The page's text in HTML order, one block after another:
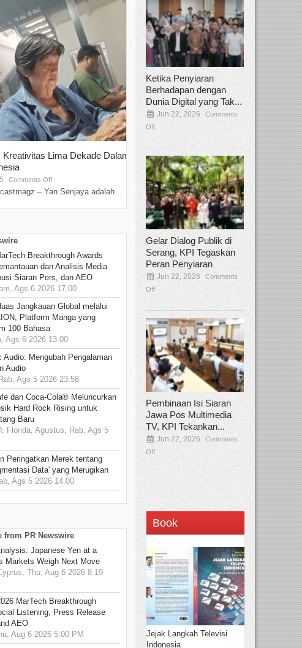
Lima Dekade Dalam
Comments Off
– Yan Senjaya adalah...
Tamee Irelly Menjadi Juri Open
Film Terbaru...
Sep 08, 2025 Comments Off
Bekasi, Broadcastmagz – Dalam upaya
talenta...
Breakthrough Awards
dan Analisis Media
Siaran Pers, dan AEO
Ags 6 2026 17.00
Jangkauan Global melalui
Platform Manga yang
100 Bahasa
Ags 6 2026 13.00
Audio: Mengubah Pengalaman
Audio
Ags 5 2026 23.58
dan Coca-Cola® Meluncurkan
Hard Rock Rising untuk
Baru
Florida, Agustus, Rab, Ags 5
Peringatkan Merek tentang
Data' yang Merugikan
Ags 5 2026 14.00
from PR Newswire
Japanese Yen at a
Markets Weigh Next Move
Thu, Aug 6 2026 8:19
MarTech Breakthrough
Listening, Press Release
AEO
Aug 6 2026 5:00 PM
Ketika Penyiaran
Berhadapan dengan
Dunia Digital yang Tak...
Jun 22, 2026
Comments
Off
Gelar Dialog Publik di
Serang, KPI Tegaskan
Peran Penyiaran
Jun 22, 2026
Comments
Off
Pembinaan Isi Siaran
Jawa Pos Multimedia
TV, KPI Tekankan...
Jun 22, 2026
Comments
Off
Book
Jejak Langkah Televisi
Indonesia